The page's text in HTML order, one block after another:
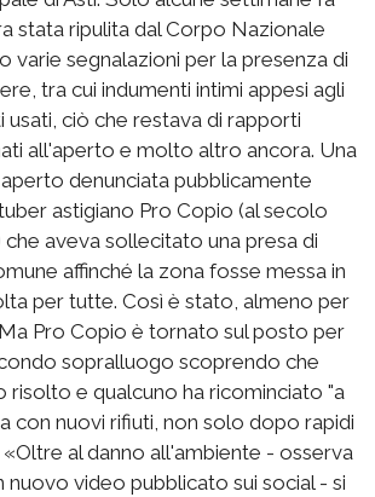
stata ripulita dal Corpo Nazionale
varie segnalazioni per la presenza di
tra cui indumenti intimi appesi agli
usati, ciò che restava di rapporti
all'aperto e molto altro ancora. Una
denunciata pubblicamente
astigiano Pro Copio (al secolo
aveva sollecitato una presa di
affinché la zona fosse messa in
per tutte. Così è stato, almeno per
Pro Copio è tornato sul posto per
sopralluogo scoprendo che
risolto e qualcuno ha ricominciato "a
con nuovi rifiuti, non solo dopo rapidi
«Oltre al danno all'ambiente - osserva
nuovo video pubblicato sui social - si